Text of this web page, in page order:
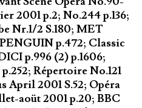
2001 p.2; No.244 p.136;
Nr.1/2 S.180; MET
p.472; Classic
p.996 (2) p.1606;
Répertoire No.121
April 2001 S.52; Opéra
aoüt 2001 p.20; BBC